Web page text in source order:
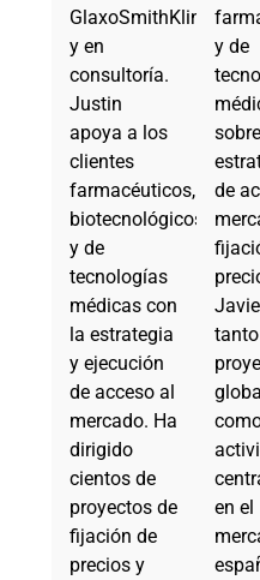
GlaxoSmithKline
y en
consultoría.
Justin
apoya a los
clientes
farmacéuticos,
biotecnológicos
y de
tecnologías
médicas con
la estrategia
y ejecución
de acceso al
mercado. Ha
dirigido
cientos de
proyectos de
fijación de
precios y
y de
sobre
de
tanto
en el